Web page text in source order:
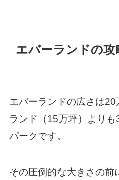
エバーランドの攻
エバーランドの広さは
ランド（15万坪）より
パークです。
その圧倒的な大きさの前